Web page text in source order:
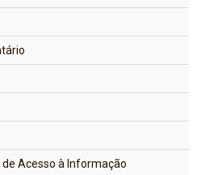
Acesso à Informação